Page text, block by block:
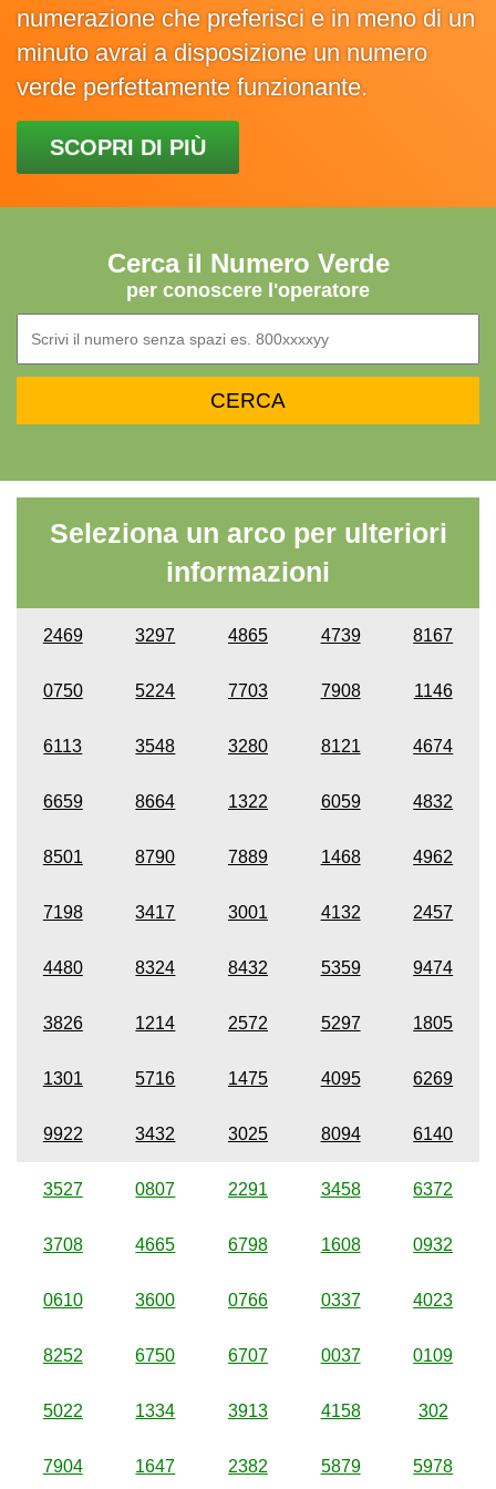
numerazione che preferisci e in meno di un
minuto avrai a disposizione un numero
verde perfettamente funzionante.
SCOPRI DI PIÙ
Cerca il Numero Verde
per conoscere l'operatore
Seleziona un arco per ulteriori
informazioni
2469 3297 4865 4739 8167
0750 5224 7703 7908 1146
6113 3548 3280 8121 4674
6659 8664 1322 6059 4832
8501 8790 7889 1468 4962
7198 3417 3001 4132 2457
4480 8324 8432 5359 9474
3826 1214 2572 5297 1805
1301 5716 1475 4095 6269
9922 3432 3025 8094 6140
3527 0807 2291 3458 6372
3708 4665 6798 1608 0932
0610 3600 0766 0337 4023
8252 6750 6707 0037 0109
5022 1334 3913 4158 302
7904 1647 2382 5879 5978